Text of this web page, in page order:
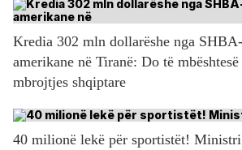
Kredia 302 mln dollarëshe nga
amerikane në Tiranë: Do të
mbrojtjes shqiptare
40 milionë lekë për sportistët!